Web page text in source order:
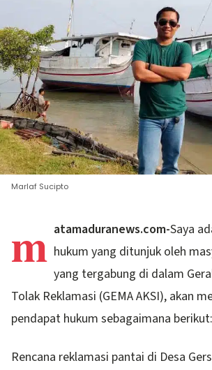
Marlaf Sucipto
m atamaduranews.com-Saya
hukum yang ditunjuk oleh
yang tergabung di dalam
Tolak Reklamasi (GEMA AKSI), akan
pendapat hukum sebagaimana berikut:
Rencana reklamasi pantai di Desa